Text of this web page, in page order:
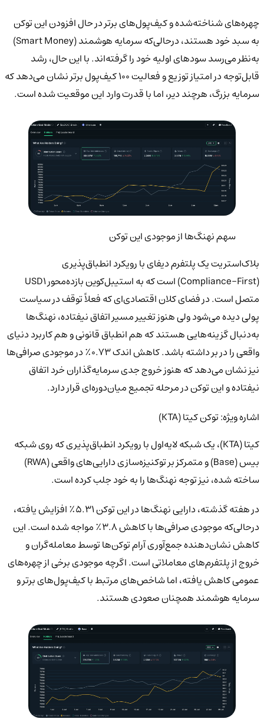
چهره‌های شناخته‌شده و کیف‌پول‌های برتر در حال افزودن این توکن
به سبد خود هستند، درحالی‌که سرمایه هوشمند (Smart Money)
به‌نظر می‌رسد سودهای اولیه خود را گرفته‌اند. با این حال، رشد
قابل‌توجه در امتیاز توزیع و فعالیت ۱۰۰ کیف‌پول برتر نشان می‌دهد که
سرمایه بزرگ، هرچند دیر، اما با قدرت وارد این موقعیت شده است.
سهم نهنگ‌ها از موجودی این توکن
بلاک‌استریت یک پلتفرم دیفای با رویکرد انطباق‌پذیری
(Compliance-First) است که به استیبل‌کوین بازده‌محور USD1
متصل است. در فضای کلان اقتصادی‌ای که فعلاً توقف در سیاست
پولی دیده می‌شود ولی هنوز تغییر مسیر اتفاق نیفتاده، نهنگ‌ها
به‌دنبال گزینه‌هایی هستند که هم انطباق قانونی و هم کاربرد دنیای
واقعی را در بر داشته باشد. کاهش اندک ۰.۷۳٪ در موجودی صرافی‌ها
نیز نشان می‌دهد که هنوز خروج جدی سرمایه‌گذاران خرد اتفاق
نیفتاده و این توکن در مرحله تجمیع میان‌دوره‌ای قرار دارد.
اشاره ویژه: توکن کیتا (KTA)
کیتا (KTA)، یک شبکه لایه‌اول با رویکرد انطباق‌پذیری که روی شبکه
بیس (Base) و متمرکز بر توکنیزه‌سازی دارایی‌های واقعی (RWA)
ساخته شده، نیز توجه نهنگ‌ها را به خود جلب کرده است.
در هفته گذشته، دارایی نهنگ‌ها در این توکن ۵.۳۱٪ افزایش یافته،
درحالی‌که موجودی صرافی‌ها با کاهش ۳.۸٪ مواجه شده است. این
کاهش نشان‌دهنده جمع‌آوری آرام توکن‌ها توسط معامله‌گران و
خروج از پلتفرم‌های معاملاتی است. اگرچه موجودی برخی از چهره‌های
عمومی کاهش یافته، اما شاخص‌های مرتبط با کیف‌پول‌های برتر و
سرمایه هوشمند همچنان صعودی هستند.